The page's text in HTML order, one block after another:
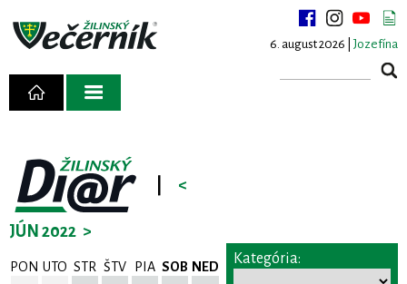
6. august 2026 | Jozefína
<
JÚN 2022 >
PON UTO STR ŠTV PIA SOB NED Kategória: